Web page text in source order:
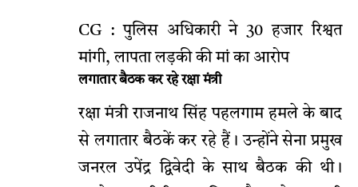
CG : पुलिस अधिकारी ने 30 हजार रिश्वत
मांगी, लापता लड़की की मां का आरोप
लगातार बैठक कर रहे रक्षा मंत्री
रक्षा मंत्री राजनाथ सिंह पहलगाम हमले के बाद
से लगातार बैठकें कर रहे हैं। उन्होंने सेना प्रमुख
जनरल उपेंद्र द्विवेदी के साथ बैठक की थी।